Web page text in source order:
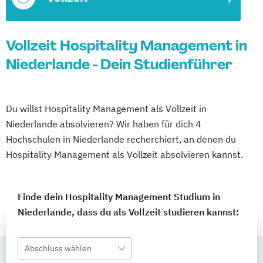
Vollzeit Hospitality Management in
Niederlande - Dein Studienführer
Du willst Hospitality Management als Vollzeit in
Niederlande absolvieren? Wir haben für dich 4
Hochschulen in Niederlande recherchiert, an denen du
Hospitality Management als Vollzeit absolvieren kannst.
Finde dein Hospitality Management Studium in
Niederlande, dass du als Vollzeit studieren kannst:
Abschluss wählen